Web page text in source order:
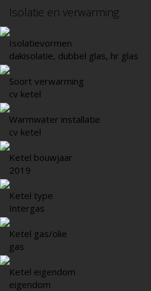
Isolatie en verwarming
Isolatievormen
dakisolatie, dubbel glas, hr glas
Soort verwarming
cv ketel
Warmwater installatie
cv ketel
Ketel bouwjaar
2019
Ketel type
Intergas
Ketel gas/olie
gas
Ketel eigendom
eigendom